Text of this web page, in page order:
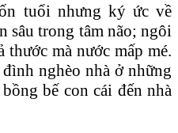
tuổi nhưng ký ức về
sâu trong tâm não; ngôi
thước mà nước mấp mé.
nghèo nhà ở những
bế con cái đến nhà